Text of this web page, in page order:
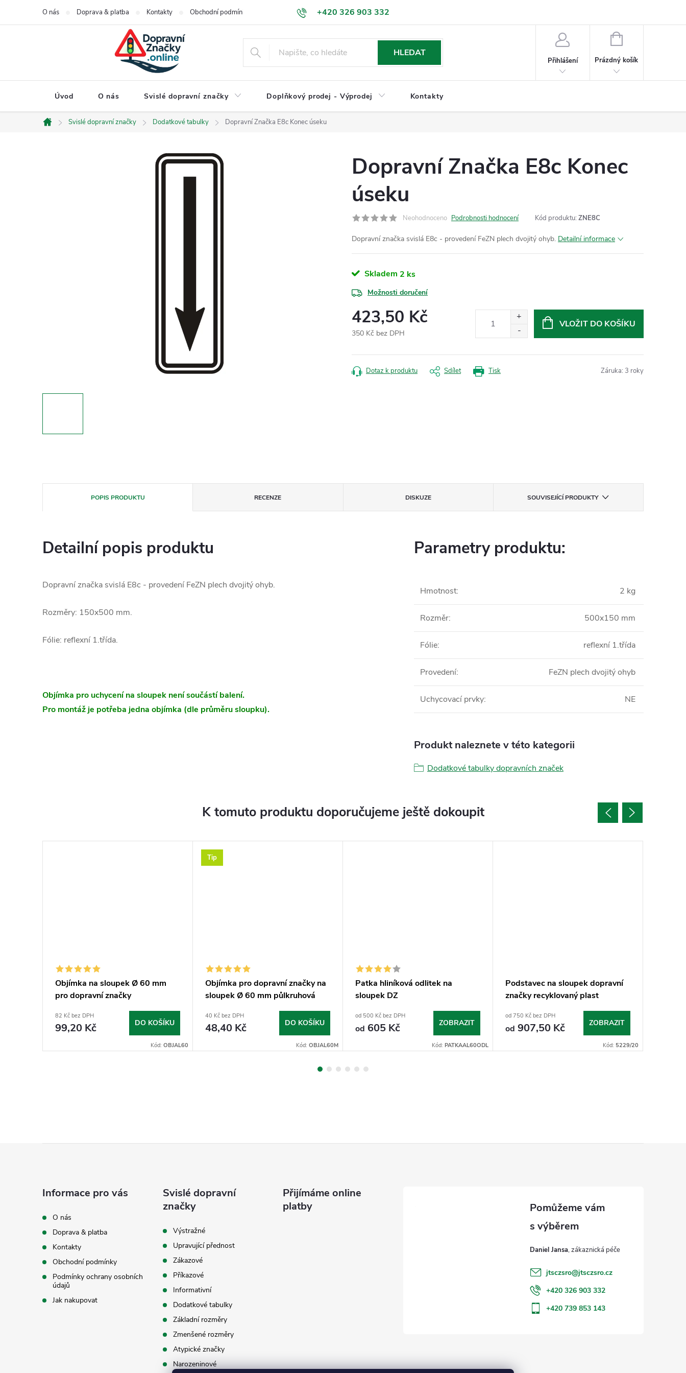
+420 326 903 332
O nás Doprava & platba Kontakty Obchodní podmínky Podmínky ochrany osobních údajů Jak nakupovat
HLEDAT
Přihlášení
NÁKUPNÍ
Prázdný košík
Úvod O nás Svislé dopravní značky Doplňkový prodej - Výprodej Kontakty
Domů
Svislé dopravní značky Dodatkové tabulky Dopravní Značka E8c Konec úseku
Dopravní Značka E8c Konec
úseku
Neohodnoceno Podrobnosti hodnocení Kód produktu: ZNE8C
Dopravní značka svislá E8c - provedení FeZN plech dvojitý ohyb. Detailní informace
Skladem 2 ks
Možnosti doručení
423,50 Kč
350 Kč bez DPH
cena:
VLOŽIT DO KOŠÍKU
Tisk
Dotaz k produktu Sdílet Záruka: 3 roky
POPIS PRODUKTU RECENZE DISKUZE SOUVISEJÍCÍ PRODUKTY
Detailní popis produktu
Dopravní značka svislá E8c - provedení FeZN plech dvojitý ohyb.
Rozměry: 150x500 mm.
Fólie: reflexní 1.třída.
Objímka pro uchycení na sloupek není součástí balení.
Pro montáž je potřeba jedna objímka (dle průměru sloupku).
Parametry produktu:
Hmotnost: 2 kg
Rozměr: 500x150 mm
Fólie: reflexní 1.třída
Provedení: FeZN plech dvojitý ohyb
Uchycovací prvky: NE
Produkt naleznete v této kategorii
Dodatkové tabulky dopravních značek
K tomuto produktu doporučujeme ještě dokoupit
Objímka na sloupek Ø 60 mm
pro dopravní značky
82 Kč bez DPH
99,20 Kč DO KOŠÍKU
Kód: OBJAL60
Tip
Objímka pro dopravní značky na
sloupek Ø 60 mm půlkruhová
40 Kč bez DPH
48,40 Kč DO KOŠÍKU
Kód: OBJAL60M
Patka hliníková odlitek na
sloupek DZ
od 500 Kč bez DPH
od 605 Kč ZOBRAZIT
Kód: PATKAAL60ODL
Podstavec na sloupek dopravní
značky recyklovaný plast
od 750 Kč bez DPH
od 907,50 Kč ZOBRAZIT
Kód: 5229/20
Informace pro vás
O nás
Doprava & platba
Kontakty
Obchodní podmínky
Podmínky ochrany osobních
údajů
Jak nakupovat
Svislé dopravní
značky
Výstražné
Upravující přednost
Zákazové
Příkazové
Informativní
Dodatkové tabulky
Základní rozměry
Zmenšené rozměry
Atypické značky
Narozeninové
Přijímáme online
platby
Daniel Jansa
jtsczsro@jtsczsro.cz
+420 326 903 332
+420 739 853 143